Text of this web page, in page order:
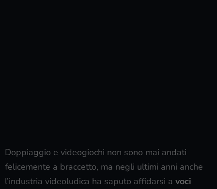
Doppiaggio e videogiochi non sono mai andati
felicemente a braccetto, ma negli ultimi anni anche
l’industria videoludica ha saputo affidarsi a voci